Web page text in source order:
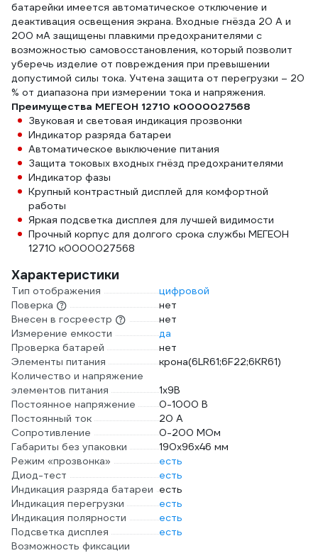
батарейки имеется автоматическое отключение и
деактивация освещения экрана. Входные гнёзда 20 А и
200 мА защищены плавкими предохранителями с
возможностью самовосстановления, который позволит
уберечь изделие от повреждения при превышении
допустимой силы тока. Учтена защита от перегрузки – 20
% от диапазона при измерении тока и напряжения.
Преимущества МЕГЕОН 12710 к0000027568
Звуковая и световая индикация прозвонки
Индикатор разряда батареи
Автоматическое выключение питания
Защита токовых входных гнёзд предохранителями
Индикатор фазы
Крупный контрастный дисплей для комфортной
работы
Яркая подсветка дисплея для лучшей видимости
Прочный корпус для долгого срока службы МЕГЕОН
12710 к0000027568
Характеристики
Тип отображения
цифровой
Поверка
нет
Внесен в госреестр
нет
Измерение емкости
да
Проверка батарей
нет
Элементы питания
крона(6LR61;6F22;6KR61)
Количество и напряжение
элементов питания
1х9B
Постоянное напряжение
0-1000 В
Постоянный ток
20 А
Сопротивление
0-200 МОм
Габариты без упаковки
190х96х46 мм
Режим «прозвонка»
есть
Диод-тест
есть
Индикация разряда батареи есть
Индикация перегрузки
есть
Индикация полярности
есть
Подсветка дисплея
есть
Возможность фиксации